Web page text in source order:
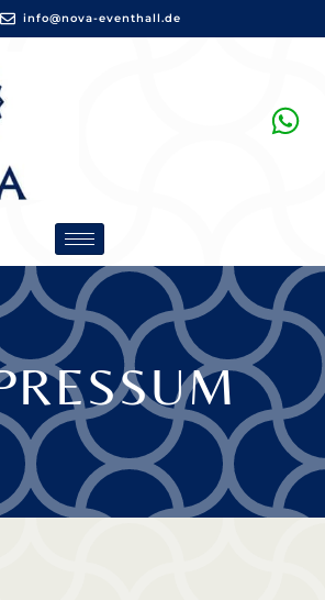
info@nova-eventhall.de